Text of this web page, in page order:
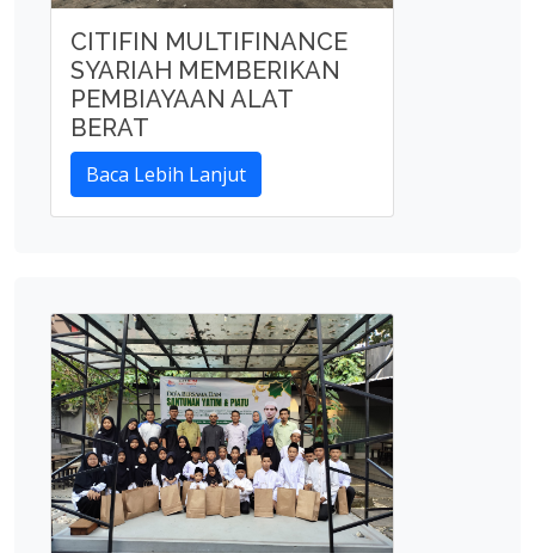
CITIFIN MULTIFINANCE
SYARIAH MEMBERIKAN
PEMBIAYAAN ALAT
BERAT
Baca Lebih Lanjut